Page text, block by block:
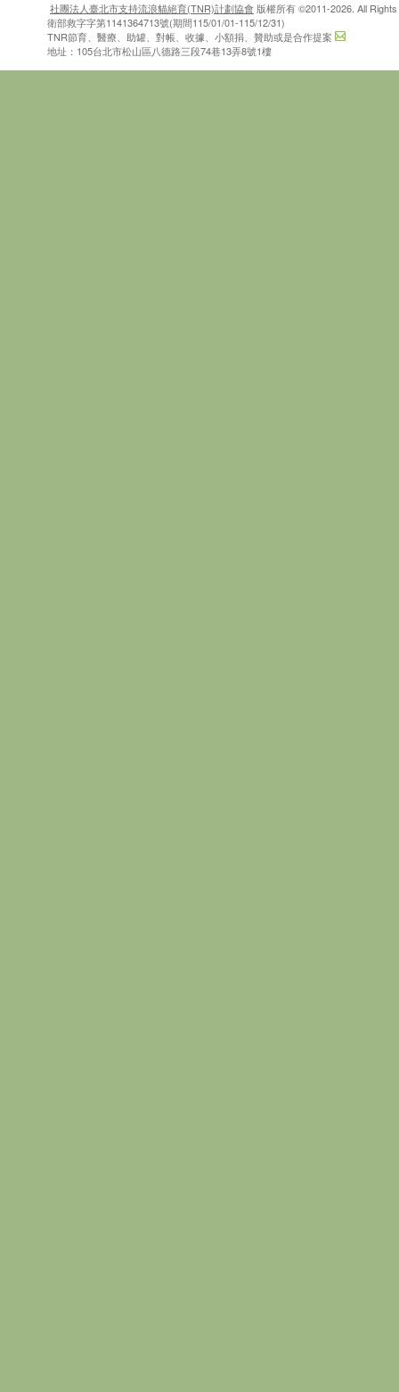
社團法人臺北市支持流浪貓絕育(TNR)計劃協會 版權所有 ©2011-2026. All
衛部救字字第1141364713號(期間115/01/01-115/12/31)
TNR節育、醫療、助罐、對帳、收據、小額捐、贊助或是合作提案
地址：105台北市松山區八德路三段74巷13弄8號1樓